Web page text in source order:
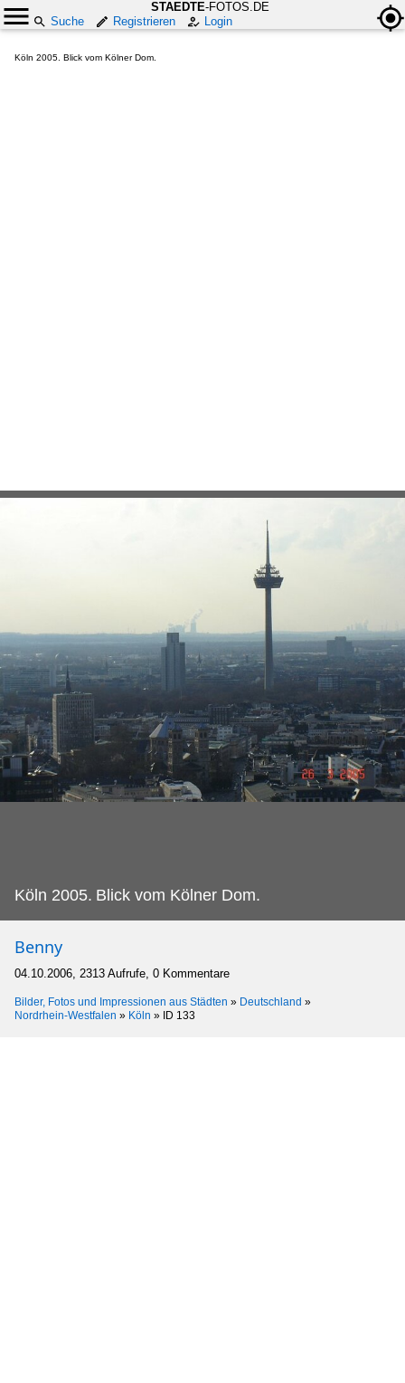
STAEDTE-FOTOS.DE
Suche
Registrieren Login
Köln 2005. Blick vom Kölner Dom.
Köln 2005. Blick vom Kölner Dom.
Benny
04.10.2006, 2313 Aufrufe, 0 Kommentare
Bilder, Fotos und Impressionen aus Städten » Deutschland »
Nordrhein-Westfalen » Köln » ID 133